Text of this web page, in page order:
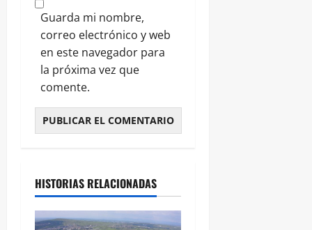
Guarda mi nombre,
correo electrónico y web
en este navegador para
la próxima vez que
comente.
HISTORIAS RELACIONADAS